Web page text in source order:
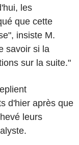
les
que cette
insiste M.
savoir si la
sur la suite."
d'hier après que
leurs